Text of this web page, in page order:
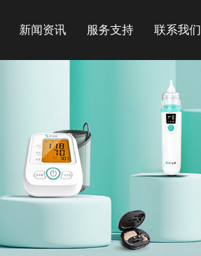
新闻资讯 服务支持 联系我们